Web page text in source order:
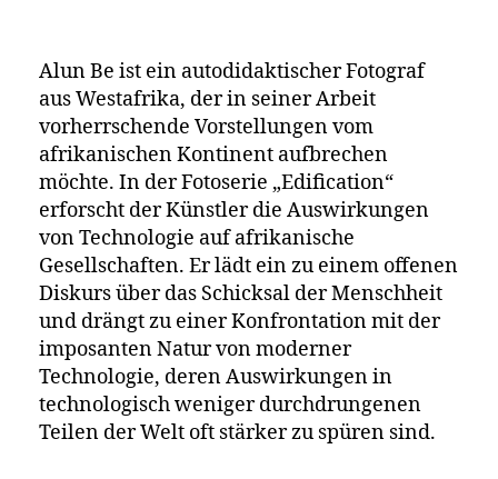
Alun Be ist ein autodidaktischer Fotograf
aus Westafrika, der in seiner Arbeit
vorherrschende Vorstellungen vom
afrikanischen Kontinent aufbrechen
möchte. In der Fotoserie „Edification“
erforscht der Künstler die Auswirkungen
von Technologie auf afrikanische
Gesellschaften. Er lädt ein zu einem offenen
Diskurs über das Schicksal der Menschheit
und drängt zu einer Konfrontation mit der
imposanten Natur von moderner
Technologie, deren Auswirkungen in
technologisch weniger durchdrungenen
Teilen der Welt oft stärker zu spüren sind.